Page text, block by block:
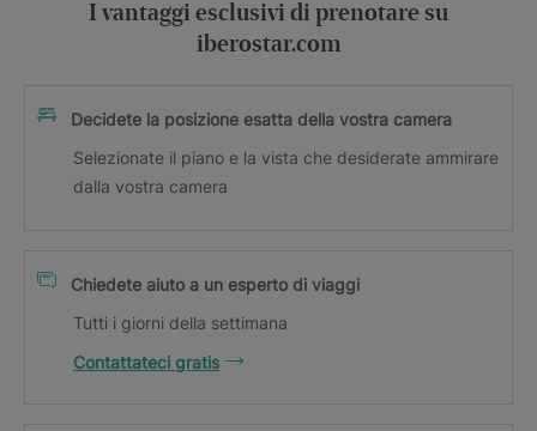
I vantaggi esclusivi di prenotare su
iberostar.com
Decidete la posizione esatta della vostra camera
Selezionate il piano e la vista che desiderate ammirare
dalla vostra camera
Chiedete aiuto a un esperto di viaggi
Tutti i giorni della settimana
Contattateci gratis